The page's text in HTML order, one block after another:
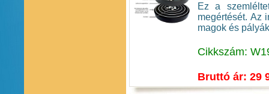
Ez a
megértését. Az
magok és
Cikkszám:
Bruttó ár: 29